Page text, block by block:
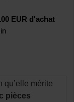
EUR d'achat
qu’elle mérite
pièces